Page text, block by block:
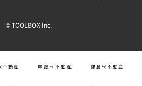
© TOOLBOX Inc.